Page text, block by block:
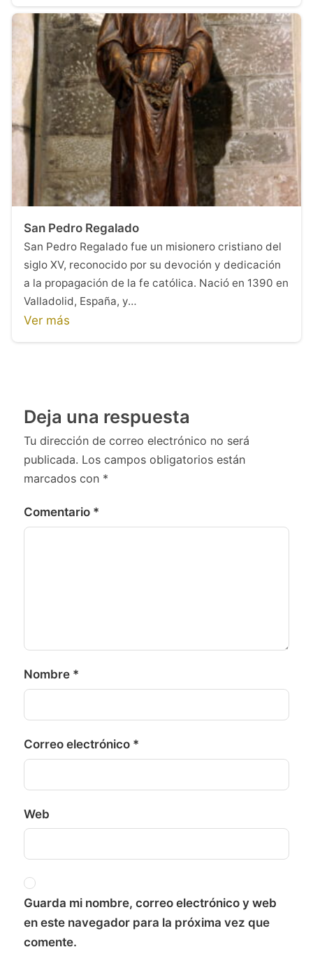
San Pedro Regalado
San Pedro Regalado fue un misionero cristiano del
siglo XV, reconocido por su devoción y dedicación
a la propagación de la fe católica. Nació en 1390 en
Valladolid, España, y…
Ver más
Deja una respuesta
Tu dirección de correo electrónico no será
publicada. Los campos obligatorios están
marcados con *
Comentario *
Nombre *
Correo electrónico *
Web
Guarda mi nombre, correo electrónico y web
en este navegador para la próxima vez que
comente.